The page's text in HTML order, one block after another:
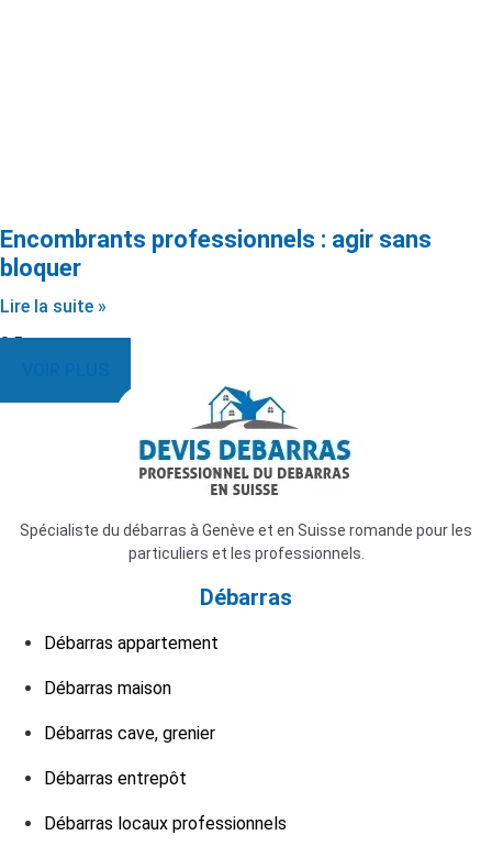
Encombrants professionnels : agir sans
bloquer
Lire la suite »
Spécialiste du débarras à Genève et en Suisse romande pour les
particuliers et les professionnels.
Débarras
Débarras appartement
Débarras maison
Débarras cave, grenier
Débarras entrepôt
Débarras locaux professionnels